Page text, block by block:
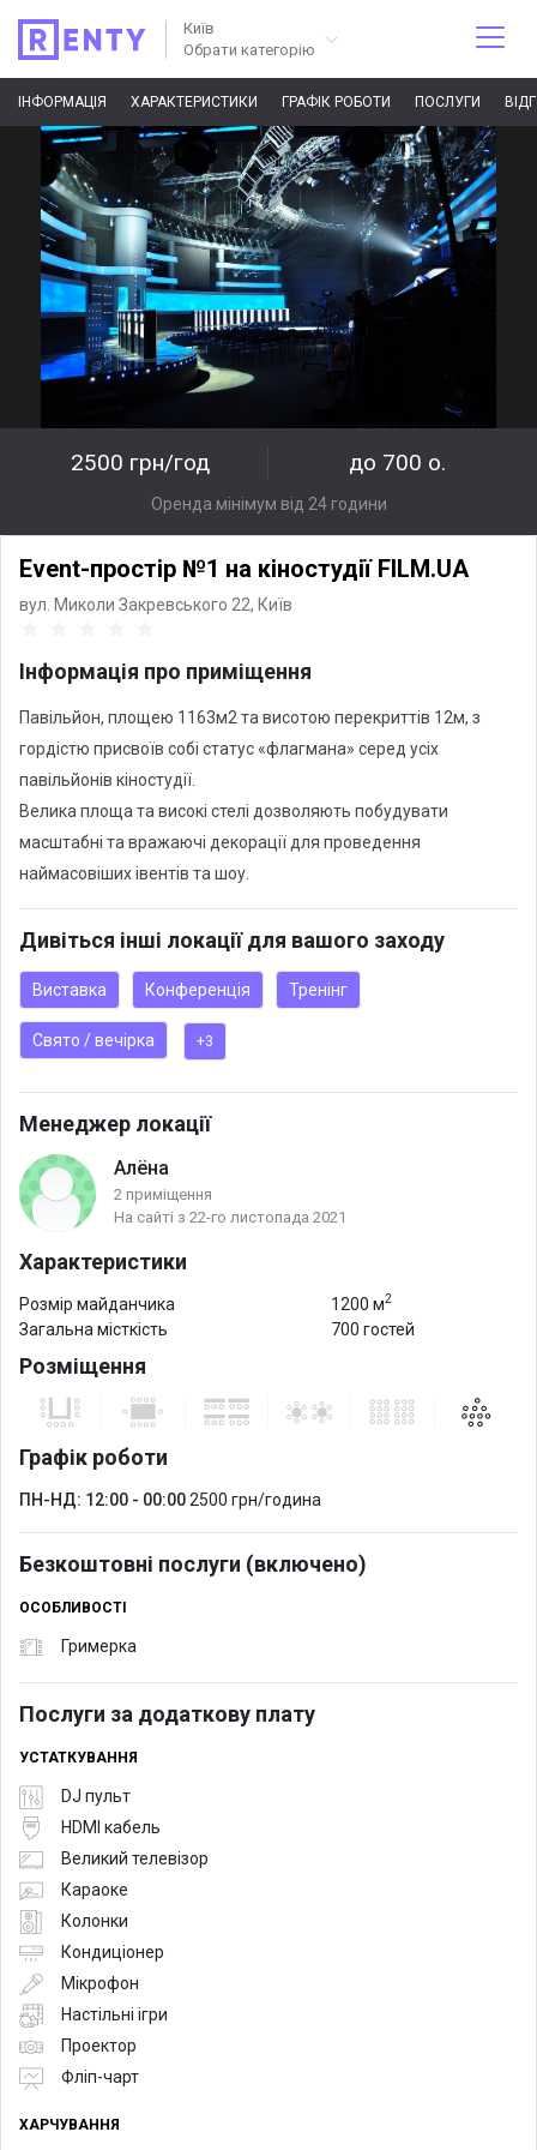
Київ
Обрати категорію
ІНФОРМАЦІЯ ХАРАКТЕРИСТИКИ ГРАФІК РОБОТИ ПОСЛУГИ
2500 грн/год до 700 о.
Оренда мінімум від 24 години
Event-простір №1 на кіностудії FILM.UA
вул. Миколи Закревського 22, Київ
Інформація про приміщення
Павільйон, площею 1163м2 та висотою перекриттів 12м, з
гордістю присвоїв собі статус «флагмана» серед усіх
павільйонів кіностудії.
Велика площа та високі стелі дозволяють побудувати
масштабні та вражаючі декорації для проведення
Дивіться інші локації для вашого заходу
Виставка Конференція Тренінг
Свято / вечірка +3
Менеджер локації
Алёна
2 приміщення
На сайті з 22-го листопада 2021
Характеристики
Розмір майданчика 1200 м2
Загальна місткість 700 гостей
Розміщення
Графік роботи
ПН-НД: 12:00 - 00:002500 грн/година
Безкоштовні послуги (включено)
ОСОБЛИВОСТІ
Гримерка
Послуги за додаткову плату
УСТАТКУВАННЯ
DJ пульт
HDMI кабель
Великий телевізор
Караоке
Колонки
Кондиціонер
Мікрофон
Настільні ігри
Проектор
Фліп-чарт
ХАРЧУВАННЯ